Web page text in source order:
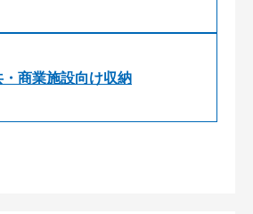
・商業施設向け収納